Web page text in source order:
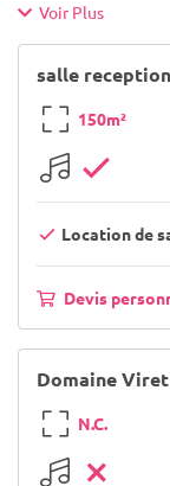
Voir Plus
salle reception
150m²
Location de
Devis
Domaine Viret
N.C.